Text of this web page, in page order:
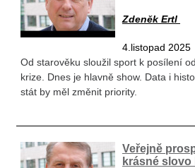
Zdeněk Ertl
4.listopad 2025
Od starověku sloužil sport k posílení
krize. Dnes je hlavně show. Data i
stát by měl změnit priority.
Veřejně
krásné slovo